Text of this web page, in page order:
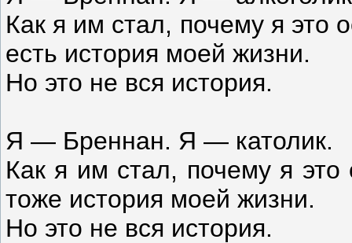
Как я им стал, почему я это
есть история моей жизни.
Но это не вся история.
Я — Бреннан. Я — католик.
Как я им стал, почему я
тоже история моей жизни.
Но это не вся история.